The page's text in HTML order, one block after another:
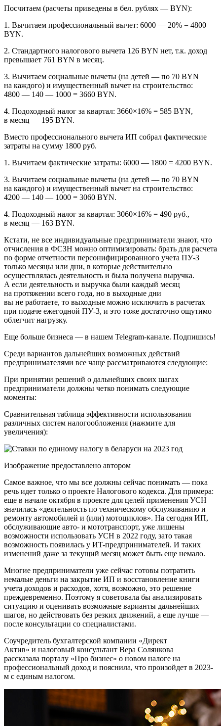
Посчитаем (расчеты приведены в бел. рублях — BYN):
1. Вычитаем профессиональный вычет: 6000 — 20% = 4800
BYN.
2. Стандартного налогового вычета 126 BYN нет, т.к. доход
превышает 761 BYN в месяц.
3. Вычитаем социальные вычеты (на детей — по 70 BYN
на каждого) и имущественный вычет на строительство:
4800 — 140 — 1000 = 3660 BYN.
4. Подоходный налог за квартал: 3660×16% = 585 BYN,
в месяц — 195 BYN.
Вместо профессионального вычета ИП собрал фактические
затраты на сумму 1800 руб.
1. Вычитаем фактические затраты: 6000 — 1800 = 4200 BYN.
3. Вычитаем социальные вычеты (на детей — по 70 BYN
на каждого) и имущественный вычет на строительство:
4200 — 140 — 1000 = 3060 BYN.
4. Подоходный налог за квартал: 3060×16% = 490 руб.,
в месяц — 163 BYN.
Кстати, не все индивидуальные предприниматели знают, что
отчисления в ФСЗН можно оптимизировать: брать для расчета
по форме отчетности персонифицированного учета ПУ-3
только месяцы или дни, в которые действительно
осуществлялась деятельность и была получена выручка.
А если деятельность и выручка были каждый месяц
на протяжении всего года, но в выходные дни
вы не работаете, то выходные можно исключить в расчетах
при подаче ежегодной ПУ-3, и это тоже достаточно ощутимо
облегчит нагрузку.
Еще больше бизнеса — в нашем Telegram-канале. Подпишись!
Среди вариантов дальнейших возможных действий
предпринимателями все чаще рассматриваются следующие:
При принятии решений о дальнейших своих шагах
предприниматели должны четко понимать следующие
моменты:
Сравнительная таблица эффективности использования
различных систем налогообложения (нажмите для
увеличения):
Изображение предоставлено автором
Самое важное, что мы все должны сейчас понимать — пока
речь идет только о проекте Налогового кодекса. Для примера:
еще в начале октября в проекте для целей применения УСН
значилась «деятельность по техническому обслуживанию и
ремонту автомобилей и (или) мотоциклов». На сегодня ИП,
обслуживающие авто- и мототранспорт, уже лишены
возможности использовать УСН в 2022 году, зато такая
возможность появилась у ИT-предпринимателей. И таких
изменений даже за текущий месяц может быть еще немало.
Многие предприниматели уже сейчас готовы потратить
немалые деньги на закрытие ИП и восстановление книги
учета доходов и расходов, хотя, возможно, это решение
преждевременно. Поэтому я советовала бы анализировать
ситуацию и оценивать возможные варианты дальнейших
шагов, но действовать без резких движений, а еще лучше —
после консультации со специалистами.
Соучредитель бухгалтерской компании «Директ
Актив» и налоговый консультант Вера Солянкова
рассказала порталу «Про бизнес» о новом налоге на
профессиональный доход и пояснила, что произойдет в 2023-
м с единым налогом.